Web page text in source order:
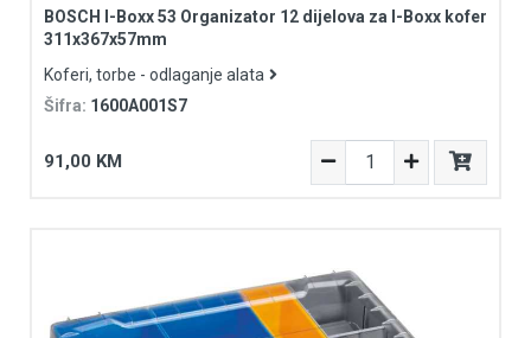
BOSCH I-Boxx 53 Organizator 12 dijelova za I-Boxx kofer
311x367x57mm
Koferi, torbe - odlaganje alata
Šifra: 1600A001S7
91,00 KM